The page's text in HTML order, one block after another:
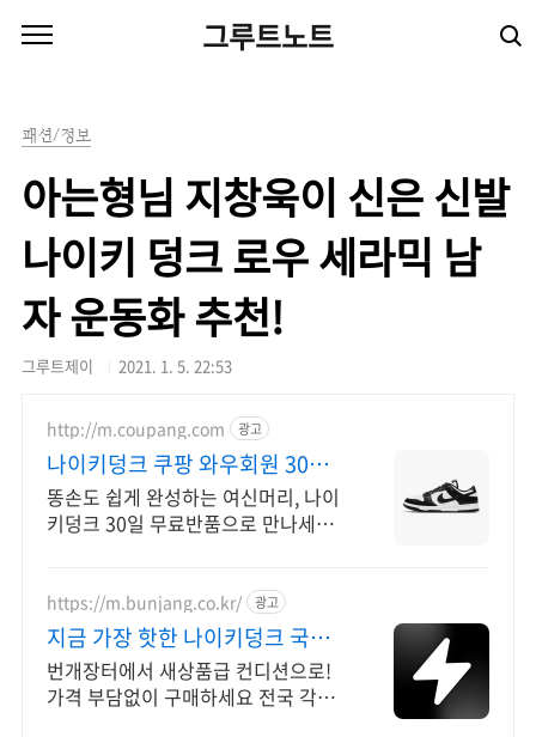
그루트노트
패션/정보
아는형님 지창욱이 신은 신발
나이키 덩크 로우 세라믹 남
자 운동화 추천!
그루트제이 2021. 1. 5. 22:53
http://m.coupang.com 광고
나이키덩크 쿠팡 와우회원 30일
무료반품
똥손도 쉽게 완성하는 여신머리, 나이
키덩크 30일 무료반품으로 만나세요!
https://m.bunjang.co.kr/ 광고
지금 가장 핫한 나이키덩크 국내
최대 브랜드 중고거래
번개장터에서 새상품급 컨디션으로!
가격 부담없이 구매하세요 전국 각지